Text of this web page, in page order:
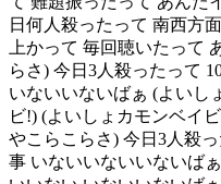
日何人殺ったって 南西方
上かって 毎回聴いたって
らさ) 今日3人殺ったって
いないいないばぁ (よいし
ビ!) (よいしょカモンベイ
やこらこらさ) 今日3人殺
事 いないいないいないば